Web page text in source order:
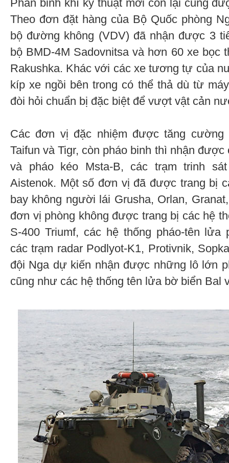
Phần binh khí kỹ thuật mới còn lại cũng
Theo đơn đặt hàng của Bộ Quốc phòng
bộ đường không (VDV) đã nhận được 3
bộ BMD-4М Sadovnitsa và hơn 60 xe bọc
Rakushka. Khác với các xe tương tự của
kíp xe ngồi bên trong có thể thả dù từ
đòi hỏi chuẩn bị đặc biệt để vượt vật cản
Các đơn vị đặc nhiệm được tăng
Taifun và Tigr, còn pháo binh thì nhận
và pháo kéo Msta-B, các trạm trinh
Aistenok. Một số đơn vị đã được trang bị
bay không người lái Grusha, Orlan,
đơn vị phòng không được trang bị các hệ
S-400 Triumf, các hệ thống pháo-tên lửa
các trạm radar Podlyot-K1, Protivnik,
đội Nga dự kiến nhận được những lô lớn
cũng như các hệ thống tên lửa bờ biển Bal